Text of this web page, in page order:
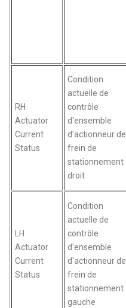
RH
Actuator
Current
Status
Condition
actuelle de
contrôle
d'ensemble
d'actionneur de
frein de
stationnement
droit
LH
Actuator
Current
Status
Condition
actuelle de
contrôle
d'ensemble
d'actionneur de
frein de
stationnement
gauche